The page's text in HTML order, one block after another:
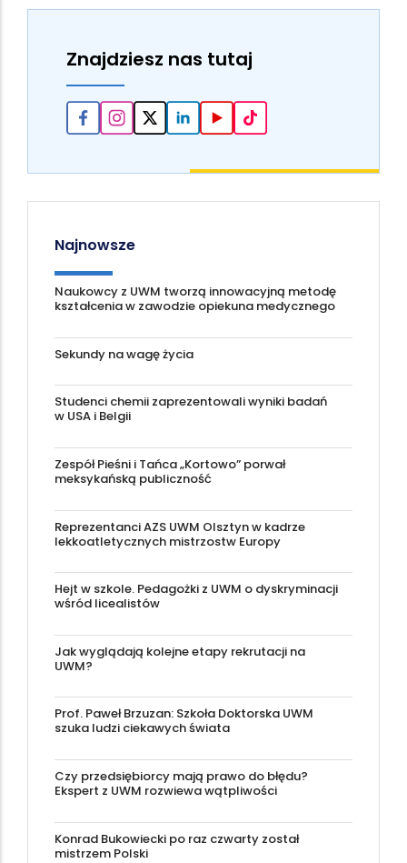
Znajdziesz nas tutaj
Najnowsze
Naukowcy z UWM tworzą innowacyjną metodę
kształcenia w zawodzie opiekuna medycznego
Sekundy na wagę życia
Studenci chemii zaprezentowali wyniki badań
w USA i Belgii
Zespół Pieśni i Tańca „Kortowo” porwał
meksykańską publiczność
Reprezentanci AZS UWM Olsztyn w kadrze
lekkoatletycznych mistrzostw Europy
Hejt w szkole. Pedagożki z UWM o dyskryminacji
wśród licealistów
Jak wyglądają kolejne etapy rekrutacji na
UWM?
Prof. Paweł Brzuzan: Szkoła Doktorska UWM
szuka ludzi ciekawych świata
Czy przedsiębiorcy mają prawo do błędu?
Ekspert z UWM rozwiewa wątpliwości
Konrad Bukowiecki po raz czwarty został
mistrzem Polski